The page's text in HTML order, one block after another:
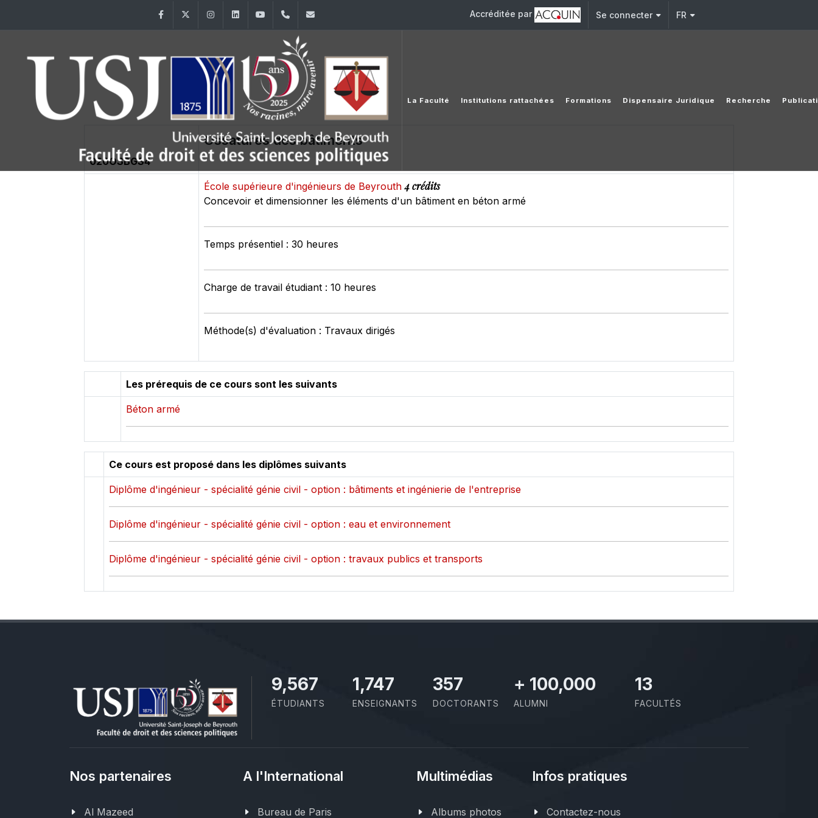
FacebookTwitter InstagramLinkedInYouTube+961 (1) 421 432 Accréditée par Se connecter FR
La Faculté Institutions rattachées Formations Dispensaire Juridique Recherche
020OSBGS4
Ossatures des bâtiments
École supérieure d'ingénieurs de Beyrouth4 crédits
Concevoir et dimensionner les éléments d'un bâtiment en béton armé
Temps présentiel : 30 heures
Charge de travail étudiant : 10 heures
Méthode(s) d'évaluation : Travaux dirigés
Les prérequis de ce cours sont les suivants
Béton armé
Ce cours est proposé dans les diplômes suivants
Diplôme d'ingénieur - spécialité génie civil - option : bâtiments et ingénierie de l'entreprise
Diplôme d'ingénieur - spécialité génie civil - option : eau et environnement
Diplôme d'ingénieur - spécialité génie civil - option : travaux publics et transports
10,801
ÉTUDIANTS
1,973
ENSEIGNANTS
403
DOCTORANTS
+ 100,000
ALUMNI
13
FACULTÉS
Nos partenaires
Al Mazeed
A l'International
Bureau de Paris
Multimédias
Albums photos
Infos pratiques
Contactez-nous